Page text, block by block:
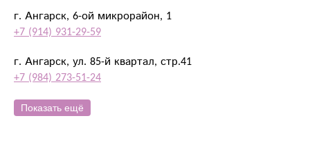
г. Ангарск, 6-ой микрорайон, 1
+7 (914) 931-29-59
г. Ангарск, ул. 85-й квартал, стр.41
+7 (984) 273-51-24
Показать ещё